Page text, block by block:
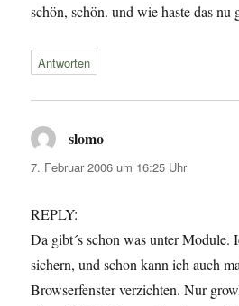
schön, schön. und wie haste das nu
Antworten
slomo
7. Februar 2006 um 16:25 Uhr
REPLY:
Da gibt´s schon was unter Module.
sichern, und schon kann ich auch
Browserfenster verzichten. Nur